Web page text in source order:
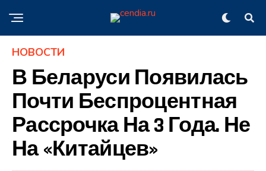
НОВОСТИ
В Беларуси Появилась
Почти Беспроцентная
Рассрочка На 3 Года. Не
На «китайцев»